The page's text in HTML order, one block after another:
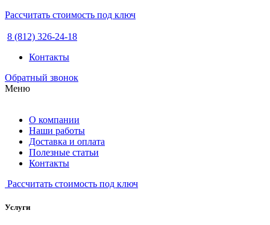
Рассчитать стоимость под ключ
8 (812) 326-24-18
Контакты
Обратный звонок
Меню
О компании
Наши работы
Доставка и оплата
Полезные статьи
Контакты
Рассчитать стоимость под ключ
Услуги